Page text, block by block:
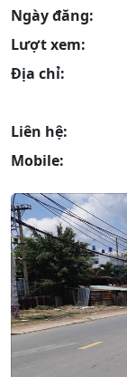
Ngày đăng:
Lượt xem:
Địa chỉ:
Liên hệ:
Mobile: